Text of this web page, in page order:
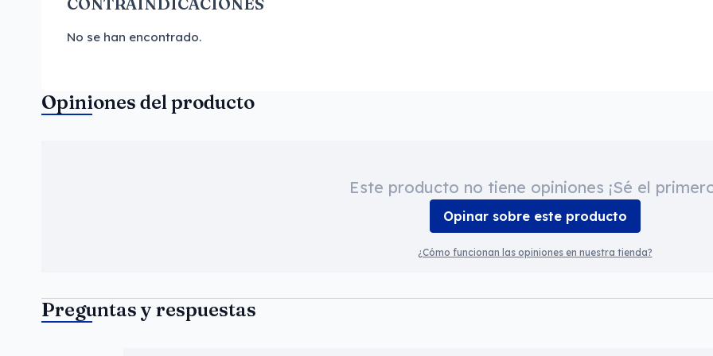
No se han encontrado.
Opiniones del producto
Este producto no tiene opiniones ¡Sé el
Opinar sobre este producto
¿Cómo funcionan las opiniones en nuestra tienda?
Preguntas y respuestas